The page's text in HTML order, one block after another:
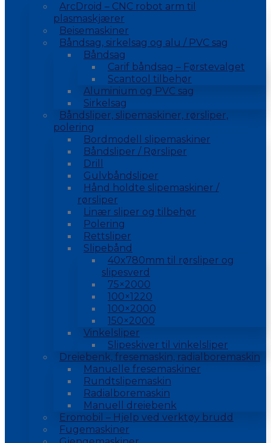
ArcDroid – CNC robot arm til
plasmaskjærer
Beisemaskiner
Båndsag, sirkelsag og alu / PVC sag
Båndsag
Carif båndsag – Førstevalget
Scantool tilbehør
Aluminium og PVC sag
Sirkelsag
Båndsliper, slipemaskiner, rørsliper,
polering
Bordmodell slipemaskiner
Båndsliper / Rørsliper
Drill
Gulvbåndsliper
Hånd holdte slipemaskiner /
rørsliper
Linær sliper og tilbehør
Polering
Rettsliper
Slipebånd
40x780mm til rørsliper og
slipesverd
75×2000
100×1220
100×2000
150×2000
Vinkelsliper
Slipeskiver til vinkelsliper
Dreiebenk, fresemaskin, radialboremaskin
Manuelle fresemaskiner
Rundtslipemaskin
Radialboremaskin
Manuell dreiebenk
Eromobil – Hjelp ved verktøy brudd
Fugemaskiner